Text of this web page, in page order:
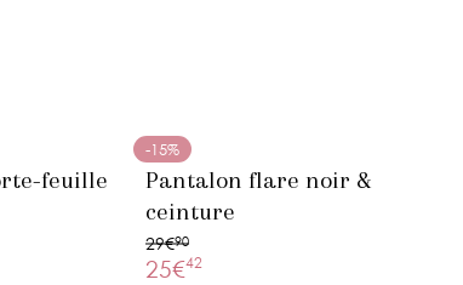
feuille
-15%
Pantalon flare noir &
ceinture
29€90
25€42